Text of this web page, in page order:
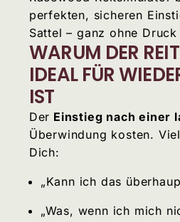
perfekten, sicheren
Sattel – ganz ohne
WARUM DER
IDEAL FÜR
IST
Der Einstieg nach einer
Überwindung kosten.
Dich:
„Kann ich das
„Was, wenn ich mich